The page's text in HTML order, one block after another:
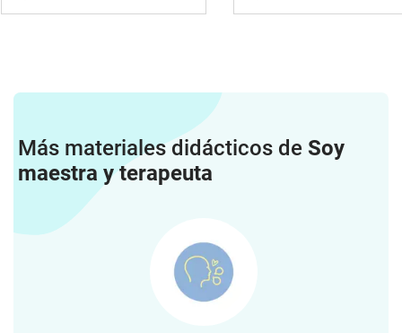
Más materiales didácticos de Soy
maestra y terapeuta